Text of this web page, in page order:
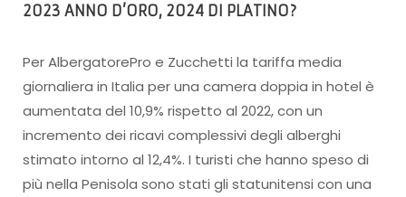
2023 ANNO D’ORO, 2024 DI PLATINO?
Per AlbergatorePro e Zucchetti la tariffa media
giornaliera in Italia per una camera doppia in hotel è
aumentata del 10,9% rispetto al 2022, con un
incremento dei ricavi complessivi degli alberghi
stimato intorno al 12,4%. I turisti che hanno speso di
più nella Penisola sono stati gli statunitensi con una